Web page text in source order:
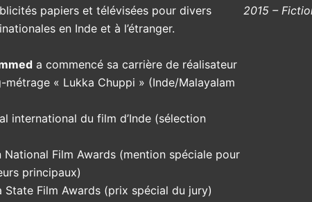
papiers et télévisées pour divers
en Inde et à l’étranger.
a commencé sa carrière de réalisateur
métrage « Lukka Chuppi » (Inde/Malayalam
international du film d’Inde (sélection
National Film Awards (mention spéciale pour
principaux)
State Film Awards (prix spécial du jury)
2015 –